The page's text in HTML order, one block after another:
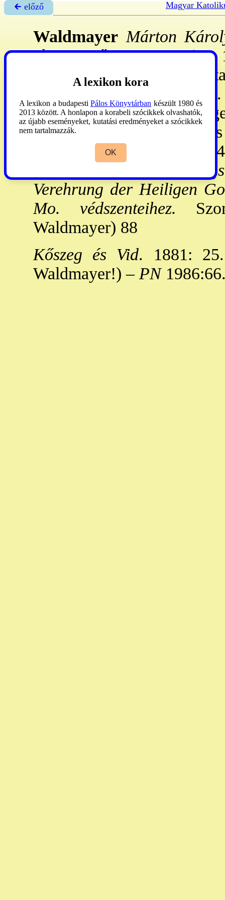
🡰 előző Magyar
Waldmayer Márton
okt. 8.–Kőszeg, 1859.
r-be, Pannonhalmán
1834. VII. 20: pappá
pápai gimn. tanára,
lelkiatya, 1858–59:
41., 49. sz.), Religió
Anbetung des
Verehrung der Heiligen
Mo. védszenteihez.
Waldmayer) 88
Kőszeg és Vid. 1881:
Waldmayer!) –PN
A lexikon kora
A lexikon a budapesti Pálos Könyvtárban készült 1980 és
2013 között. A honlapon a korabeli szócikkek olvashatók,
az újabb eseményeket, kutatási eredményeket a szócikkek
nem tartalmazzák.
OK